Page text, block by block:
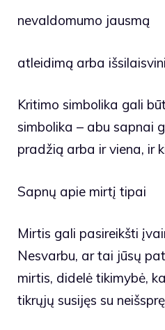
nevaldomumo jausmą
atleidimą arba
Kritimo simbolika gali
simbolika – abu sapnai
pradžią arba ir viena, ir
Sapnų apie mirtį tipai
Mirtis gali pasireikšti
Nesvarbu, ar tai jūsų
mirtis, didelė tikimybė,
tikrųjų susijęs su